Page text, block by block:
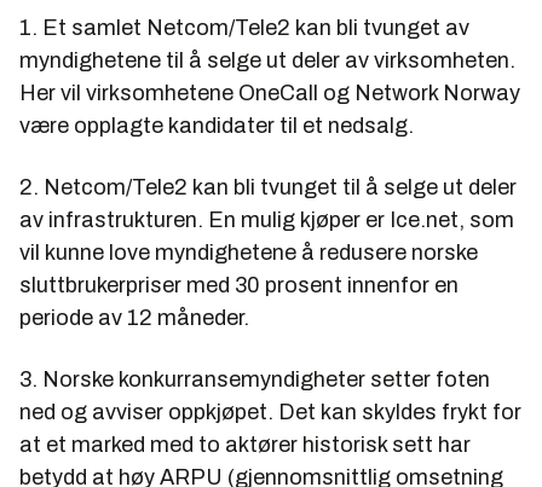
1. Et samlet Netcom/Tele2 kan bli tvunget av
myndighetene til å selge ut deler av virksomheten.
Her vil virksomhetene OneCall og Network Norway
være opplagte kandidater til et nedsalg.
2. Netcom/Tele2 kan bli tvunget til å selge ut deler
av infrastrukturen. En mulig kjøper er Ice.net, som
vil kunne love myndighetene å redusere norske
sluttbrukerpriser med 30 prosent innenfor en
periode av 12 måneder.
3. Norske konkurransemyndigheter setter foten
ned og avviser oppkjøpet. Det kan skyldes frykt for
at et marked med to aktører historisk sett har
betydd at høy ARPU (gjennomsnittlig omsetning